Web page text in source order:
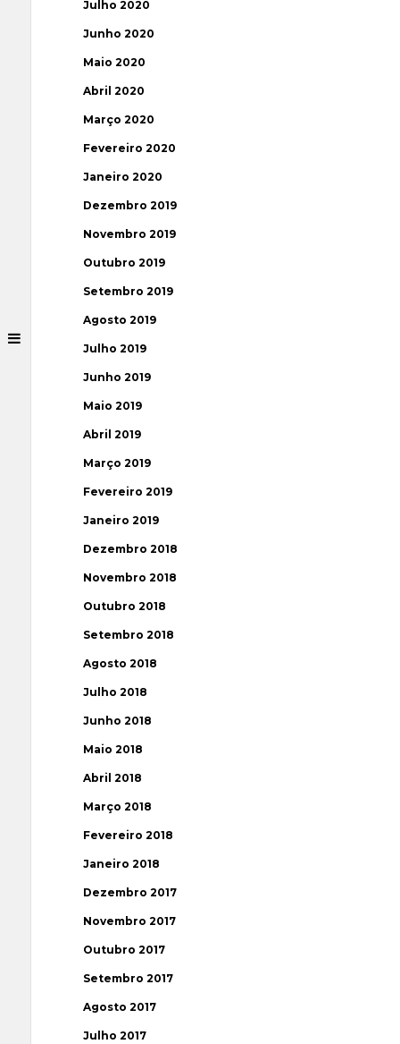
Julho 2020
Junho 2020
Maio 2020
Abril 2020
Março 2020
Fevereiro 2020
Janeiro 2020
Dezembro 2019
Novembro 2019
Outubro 2019
Setembro 2019
Agosto 2019
Julho 2019
Junho 2019
Maio 2019
Abril 2019
Março 2019
Fevereiro 2019
Janeiro 2019
Dezembro 2018
Novembro 2018
Outubro 2018
Setembro 2018
Agosto 2018
Julho 2018
Junho 2018
Maio 2018
Abril 2018
Março 2018
Fevereiro 2018
Janeiro 2018
Dezembro 2017
Novembro 2017
Outubro 2017
Setembro 2017
Agosto 2017
Julho 2017